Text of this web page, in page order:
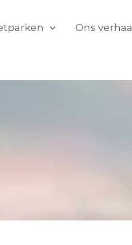
Ons verhaal